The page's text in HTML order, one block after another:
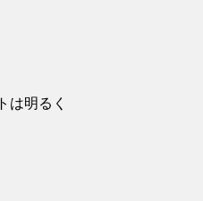
は明るく